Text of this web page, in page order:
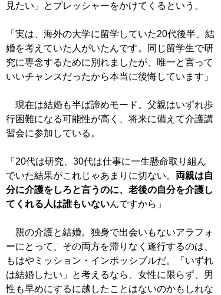
見たい」とプレッシャーをかけてくるという。
「実は、海外の大学に留学していた20代後半、結
婚を考えていた人がいたんです。同じ留学生で研
究に専念するために別れましたが、唯一と言って
いいチャンスだったから本当に後悔しています」
現在は結婚も半ば諦めモード。父親はいずれ歩
行困難になる可能性が高く、将来に備えて介護講
習会に参加している。
「20代は研究、30代は仕事に一生懸命取り組ん
でいた結果がこれじゃあまりに切ない。 両親は自
分に介護をしろと言うのに、老後の自分を介護し
てくれる人は誰もいないんですから」
親の介護と結婚。独身で出会いもないアラフォ
ーにとって、その両方を滞りなく遂行するのは、
もはやミッション・インポッシブルだ。「いずれ
は結婚したい」と考えるなら、女性に限らず、男
性も早めにするに越したことはないのかもしれな